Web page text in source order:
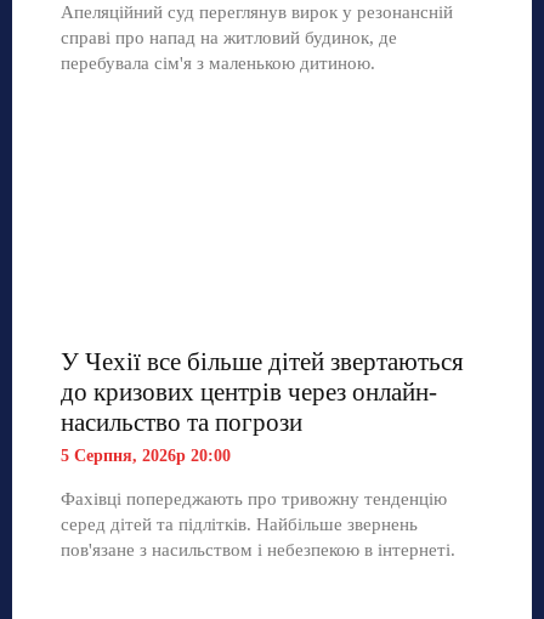
Апеляційний суд переглянув вирок у резонансній
справі про напад на житловий будинок, де
перебувала сім'я з маленькою дитиною.
У Чехії все більше дітей звертаються
до кризових центрів через онлайн-
насильство та погрози
5 Серпня, 2026р 20:00
Фахівці попереджають про тривожну тенденцію
серед дітей та підлітків. Найбільше звернень
пов'язане з насильством і небезпекою в інтернеті.